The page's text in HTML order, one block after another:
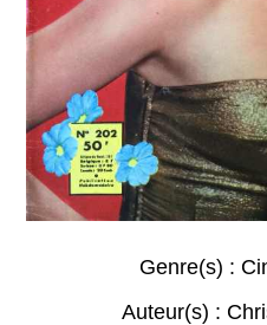
Genre(s) :
Auteur(s) :